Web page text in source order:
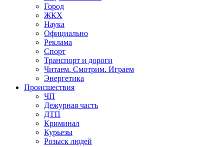
Город
ЖКХ
Наука
Официально
Реклама
Спорт
Транспорт и дороги
Читаем. Смотрим. Играем
Энергетика
Происшествия
ЧП
Дежурная часть
ДТП
Криминал
Курьезы
Розыск людей